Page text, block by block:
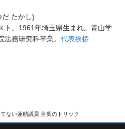
たかし)
ト。1961年埼玉県生まれ。青山学
法務研究科卒業。 代表挨拶
ない蓮舫議員 言葉のトリック